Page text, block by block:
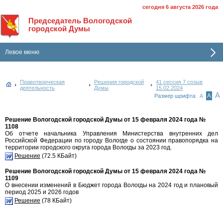
сегодня 6 августа 2026 года
Председатель Вологодской
городской Думы
Левое меню
Правотворческая
деятельность
Решения городской
Думы
41 сессия 7 созыв
15.02.2024
Размер шрифта: А А А
Решение Вологодской городской Думы от 15 февраля 2024 года №
1108
Об отчете начальника Управления Министерства внутренних дел
Российской Федерации по городу Вологде о состоянии правопорядка на
территории городского округа города Вологды за 2023 год.
Решение (72.5 КБайт)
Решение Вологодской городской Думы от 15 февраля 2024 года №
1109
О внесении изменений в Бюджет города Вологды на 2024 год и плановый
период 2025 и 2026 годов
Решение (78 КБайт)